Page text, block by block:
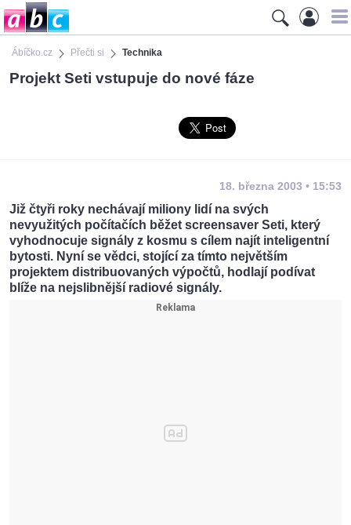
Ábíčko.cz Přečti si Technika
Projekt Seti vstupuje do nové fáze
18. března 2003 • 15:53
Již čtyři roky nechávají miliony lidí na svých
nevyužitých počítačích běžet screensaver Seti, který
vyhodnocuje signály z kosmu s cílem najít inteligentní
bytosti. Nyní se vědci, stojící za tímto největším
projektem distribuovaných výpočtů, hodlají podívat
blíže na nejslibnější radiové signály.